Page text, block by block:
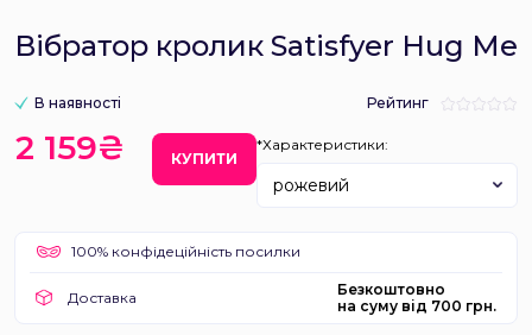
Вібратор кролик Satisfyer Hug Me
В наявності Рейтинг
2 159₴ КУПИТИ
*Характеристики:
рожевий
100% конфідеційність посилки
Доставка
Безкоштовно
на суму від 700 грн.